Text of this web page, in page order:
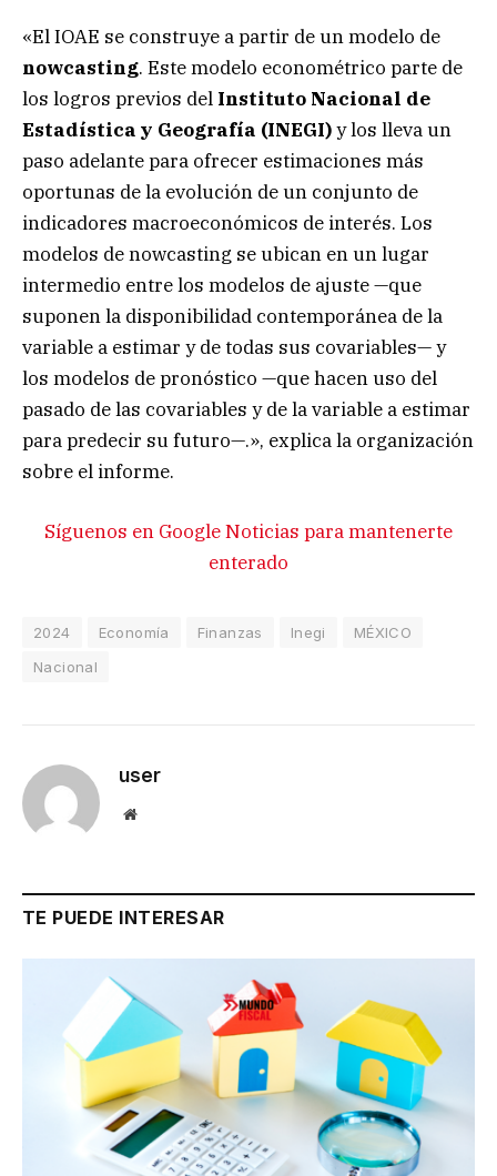
«El IOAE se construye a partir de un modelo de
nowcasting. Este modelo econométrico parte de
los logros previos del Instituto Nacional de
Estadística y Geografía (INEGI)y los lleva un
paso adelante para ofrecer estimaciones más
oportunas de la evolución de un conjunto de
indicadores macroeconómicos de interés. Los
modelos de nowcasting se ubican en un lugar
intermedio entre los modelos de ajuste —que
suponen la disponibilidad contemporánea de la
variable a estimar y de todas sus covariables— y
los modelos de pronóstico —que hacen uso del
pasado de las covariables y de la variable a estimar
para predecir su futuro—.», explica la organización
sobre el informe.
Síguenos en Google Noticias para mantenerte
enterado
2024 Economía Finanzas Inegi
MÉXICO
Nacional
user
Website
TE PUEDE INTERESAR